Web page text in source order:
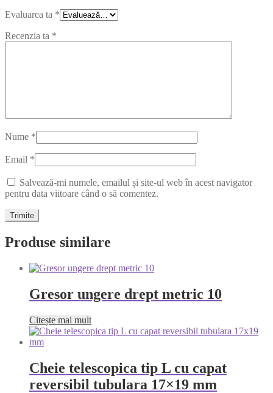
Evaluarea ta *
Recenzia ta *
Nume *
Email *
Salvează-mi numele, emailul și site-ul web în acest navigator
pentru data viitoare când o să comentez.
Produse similare
Gresor ungere drept metric 10
Citește mai mult
Cheie telescopica tip L cu capat
reversibil tubulara 17×19 mm